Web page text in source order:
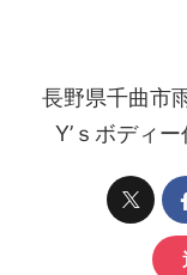
長野県千曲市
Y’ｓボディ